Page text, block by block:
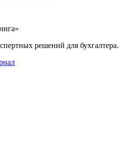
решений для бухгалтера.